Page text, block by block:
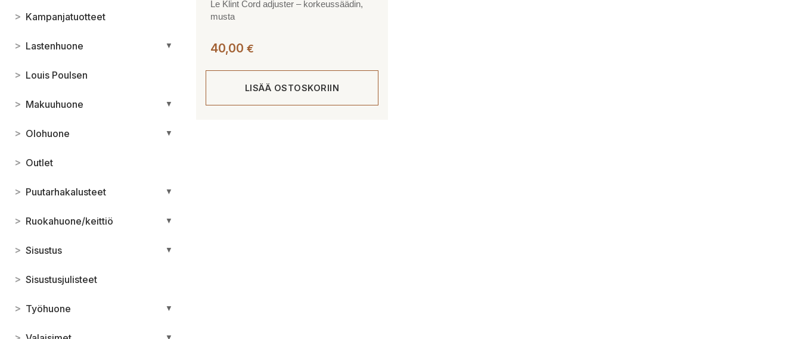
> Kampanjatuotteet
> Lastenhuone ▼
> Louis Poulsen
> Makuuhuone ▼
> Olohuone ▼
> Outlet
> Puutarhakalusteet ▼
> Ruokahuone/keittiö ▼
> Sisustus ▼
> Sisustusjulisteet
> Työhuone ▼
Le Klint Cord adjuster – korkeussäädin,
musta
40,00 €
LISÄÄ OSTOSKORIIN